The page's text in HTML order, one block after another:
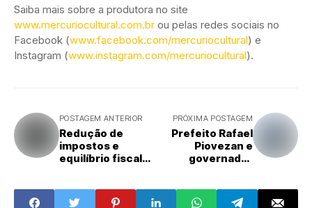
Saiba mais sobre a produtora no site
www.mercuriocultural.com.br ou pelas redes sociais no
Facebook (www.facebook.com/mercuriocultural) e
Instagram (www.instagram.com/mercuriocultural).
POSTAGEM ANTERIOR
Redução de
impostos e
equilíbrio fiscal
PRÓXIMA POSTAGEM
Prefeito Rafael
Piovezan e
governador
inauguram o